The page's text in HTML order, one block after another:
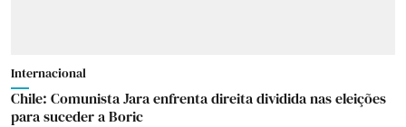
Internacional
Chile: Comunista Jara enfrenta direita dividida nas eleições
para suceder a Boric